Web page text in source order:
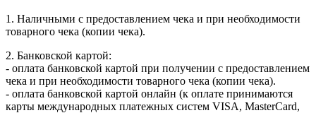
1. Наличными с предоставлением чека и при необходимости
товарного чека (копии чека).
2. Банковской картой:
- оплата банковской картой при получении с предоставлением
чека и при необходимости товарного чека (копии чека).
- оплата банковской картой онлайн (к оплате принимаются
карты международных платежных систем VISA, MasterCard,